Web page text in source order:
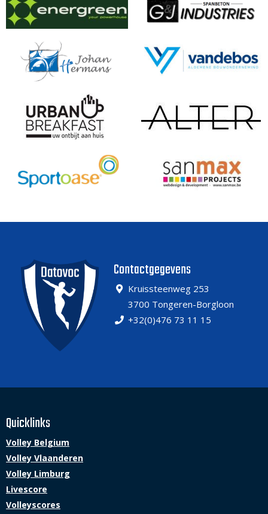
Contactgegevens
Kruissteenweg 253
3700 Tongeren-Borgloon
+32(0)476 73 11 15
Quicklinks
Volley Belgium
Volley Vlaanderen
Volley Limburg
Livescore
Volleyscores